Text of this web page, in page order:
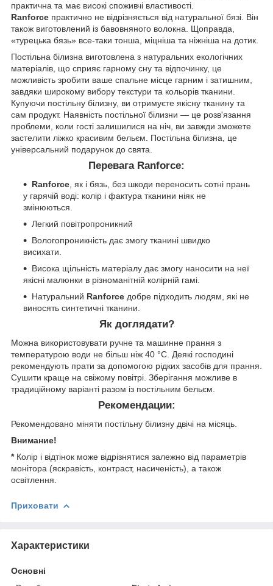
практична та має високі споживчі властивості.
Ranforce практично не відрізняється від натуральної бязі. Він
також виготовлений із бавовняного волокна. Щоправда,
«турецька бязь» все-таки тонша, міцніша та ніжніша на дотик.
Постільна білизна виготовлена з натуральних екологічних
матеріалів, що сприяє гарному сну та відпочинку, це
можливість зробити ваше спальне місце гарним і затишним,
завдяки широкому вибору текстури та кольорів тканини.
Купуючи постільну білизну, ви отримуєте якісну тканину та
сам продукт. Наявність постільної білизни — це розв'язання
проблеми, коли гості залишилися на ніч, ви завжди зможете
застелити ліжко красивим бельєм. Постільна білизна, це
універсальний подарунок до свята.
Перевага Ranforce:
Ranforce , як і бязь, без шкоди переносить сотні прань
у гарячій воді: колір і фактура тканини ніяк не
змінюються.
Легкий повітропроникний
Вологопроникність дає змогу тканині швидко
висихати.
Висока щільність матеріалу дає змогу наносити на неї
якісні малюнки в різноманітній колірній гамі.
Натуральний Ranforce добре підходить людям, які не
виносять синтетичні тканини.
Як доглядати?
Можна використовувати ручне та машинне прання з
температурою води не більш ніж 40 °C. Деякі господині
рекомендують прати за допомогою рідких засобів для прання.
Сушити краще на свіжому повітрі. Зберігання можливе в
традиційному варіанті разом із постільним бельєм.
Рекомендации:
Рекомендовано міняти постільну білизну двічі на місяць.
Внимание!
* Колір і відтінок може відрізнятися залежно від параметрів
монітора (яскравість, контраст, насиченість), а також
освітлення.
Приховати
Характеристики
Основні